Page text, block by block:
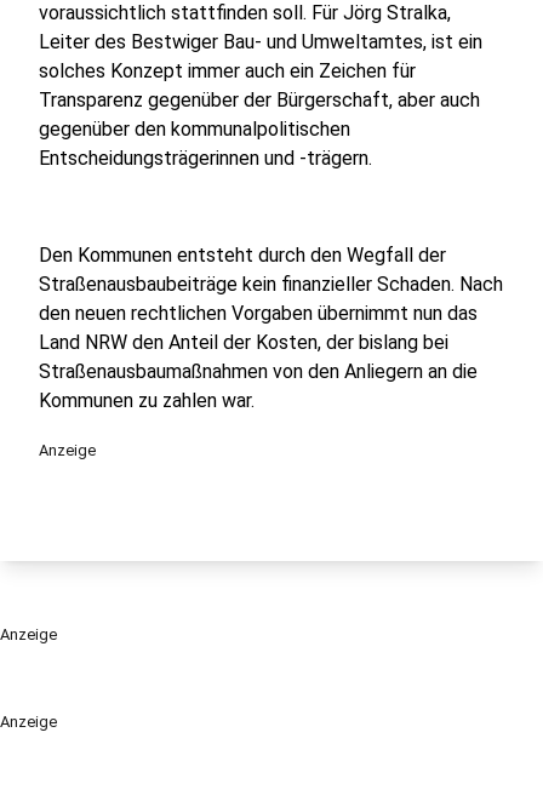
Anzeige
voraussichtlich stattfinden soll. Für Jörg Stralka,
Leiter des Bestwiger Bau- und Umweltamtes, ist ein
solches Konzept immer auch ein Zeichen für
Transparenz gegenüber der Bürgerschaft, aber auch
gegenüber den kommunalpolitischen
Entscheidungsträgerinnen und -trägern.
Den Kommunen entsteht durch den Wegfall der
Straßenausbaubeiträge kein finanzieller Schaden. Nach
den neuen rechtlichen Vorgaben übernimmt nun das
Land NRW den Anteil der Kosten, der bislang bei
Straßenausbaumaßnahmen von den Anliegern an die
Kommunen zu zahlen war.
Anzeige
Anzeige